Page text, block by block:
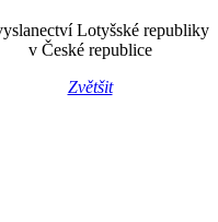
Lotyšské republiky
v České republice
Zvětšit